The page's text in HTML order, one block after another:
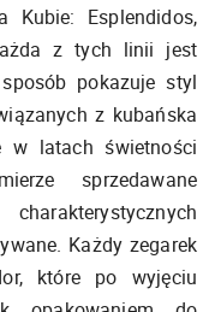
Kubie: Esplendidos,
z tych linii jest
pokazuje styl
z kubańska
w latach świetności
sprzedawane
Każdy zegarek
które po wyjęciu